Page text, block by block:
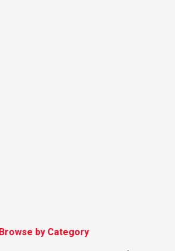
Browse by Category